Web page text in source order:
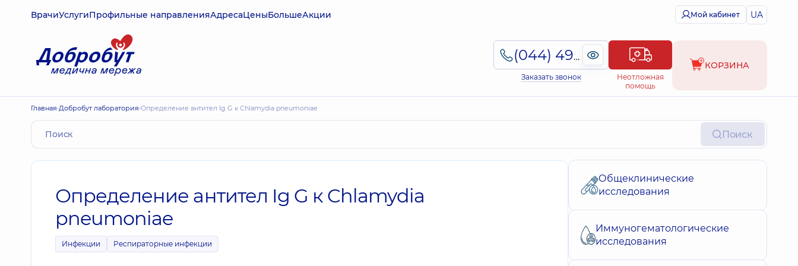
ВрачиУслугиПрофильные направленияАдресаЦеныБольшеАкции Мой кабинет UA
(044) 495-2-888
Заказать звонок
Неотложная
помощь
КОРЗИНА
Главная Добробут лаборатория Определение антител Ig G к Chlamydia pneumoniae
Поиск
Определение антител Ig G к Chlamydia
pneumoniae
Инфекции Респираторные инфекции
Общеклинические
исследования
Иммуногематологические
исследования